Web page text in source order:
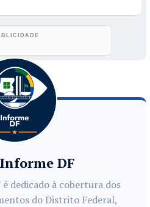
DF
dedicado à cobertura dos
do Distrito Federal,